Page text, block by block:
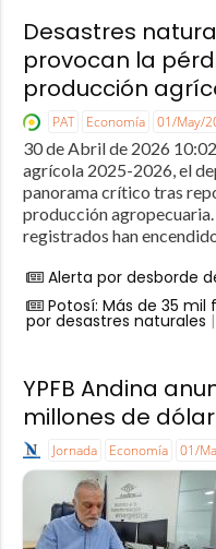
Desastres
provocan la
producción
PAT Economía 01/May/
30 de Abril de 2026
agrícola 2025-2026, el
panorama crítico tras
producción
registrados han
Alerta por desborde
Potosí: Más de 35
por desastres naturales
YPFB Andina
millones de
Jornada Economía 01/